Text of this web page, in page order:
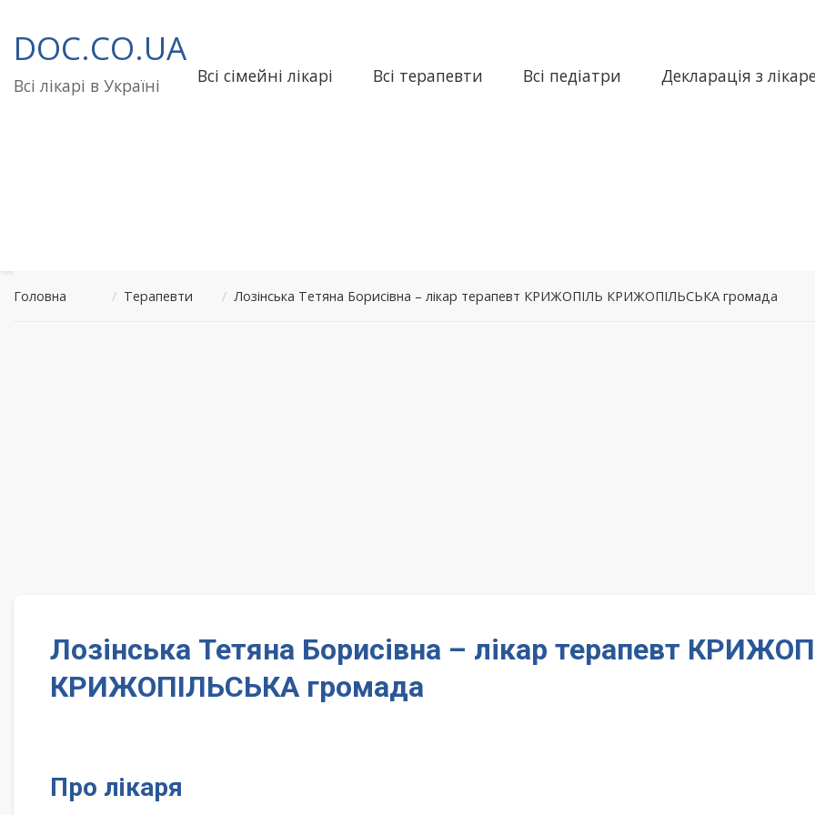
до
вмісту
DOC.CO.UA
Всі лікарі в Україні Всі сімейні лікарі Всі терапевти Всі педіатри Декларація з
Головна / Терапевти / Лозінська Тетяна Борисівна – лікар терапевт КРИЖОПІЛЬ КРИЖОПІЛЬСЬКА громада
Лозінська Тетяна Борисівна – лікар терапевт
КРИЖОПІЛЬСЬКА громада
Про лікаря